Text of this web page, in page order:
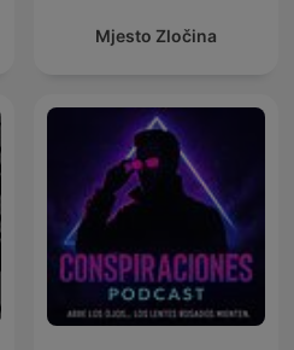
Mjesto Zločina